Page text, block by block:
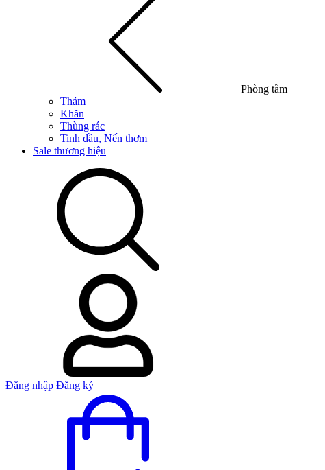
Phòng tắm
Thảm
Khăn
Thùng rác
Tinh dầu, Nến thơm
Sale thương hiệu
Đăng nhập Đăng ký